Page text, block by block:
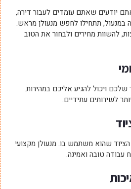
יודעים שאתם עומדים לעבור דירה,
תתחילו לחפש מנעולן מראש.
להשוות מחירים ולבחור את הטוב
שלכם ויכול להגיע אליכם במהירות.
לשירותים עתידיים.
שהוא משתמש בו. מנעולן מקצועי
עבודה טובה ואמינה.